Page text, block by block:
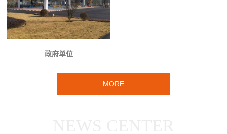
政府单位
MORE